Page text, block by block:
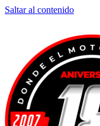
Saltar al contenido